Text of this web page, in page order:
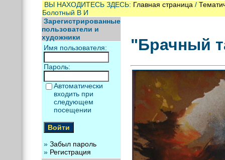
ВЫ НАХОДИТЕСЬ ЗДЕСЬ: Главная страница /
Болотный В И
Зарегистрированные
пользователи и
художники
Имя пользователя:
Пароль:
Автоматически
входить при
следующем
посещении
» Забыл пароль
» Регистрация
"Брачный